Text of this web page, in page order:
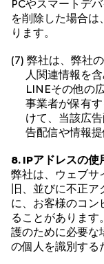
PCやスマートデ
を削除した場合
ります。
(7) 弊社は、弊社
人関連情報を
LINEその他の
事業者が保有
けて、当該広
告配信や情報提
8. IPアドレスの使
弊社は、ウェブサ
旧、並びに不正
に、お客様のコン
ることがありま
護のために必要な
の個人を識別する